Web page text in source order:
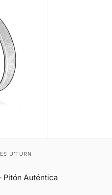
U’TURN
Pitón Auténtica